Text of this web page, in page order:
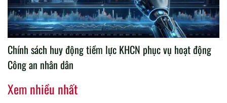
Chính sách huy động tiềm lực KHCN phục vụ hoạt động
Công an nhân dân
Xem nhiều nhất